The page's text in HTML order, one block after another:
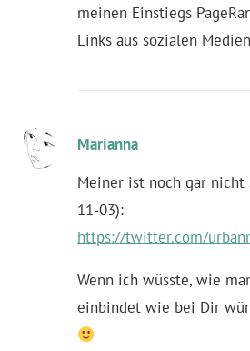
meinen Einstiegs
Links aus sozialen
Marianna
Meiner ist noch gar nicht
11-03):
https://twitter.com/
Wenn ich wüsste, wie
einbindet wie bei Dir